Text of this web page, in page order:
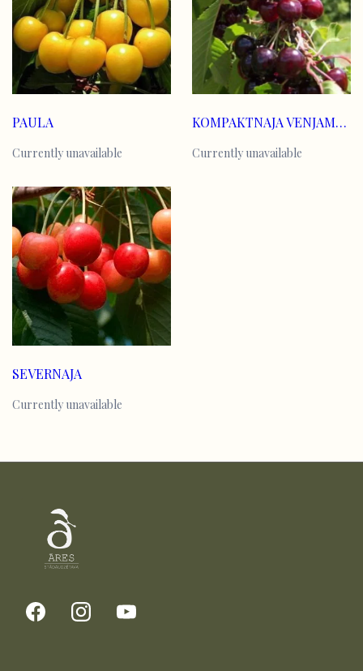
PAULA
Currently unavailable
KOMPAKTNAJA VENJAMINOVA
Currently unavailable
SEVERNAJA
Currently unavailable